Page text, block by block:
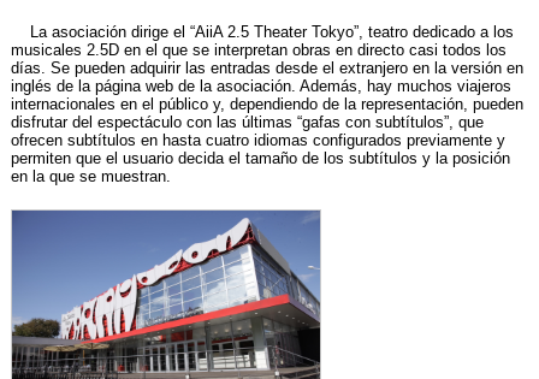
La asociación dirige el “AiiA 2.5 Theater Tokyo”, teatro dedicado a los
musicales 2.5D en el que se interpretan obras en directo casi todos los
días. Se pueden adquirir las entradas desde el extranjero en la versión en
inglés de la página web de la asociación. Además, hay muchos viajeros
internacionales en el público y, dependiendo de la representación, pueden
disfrutar del espectáculo con las últimas “gafas con subtítulos”, que
ofrecen subtítulos en hasta cuatro idiomas configurados previamente y
permiten que el usuario decida el tamaño de los subtítulos y la posición
en la que se muestran.